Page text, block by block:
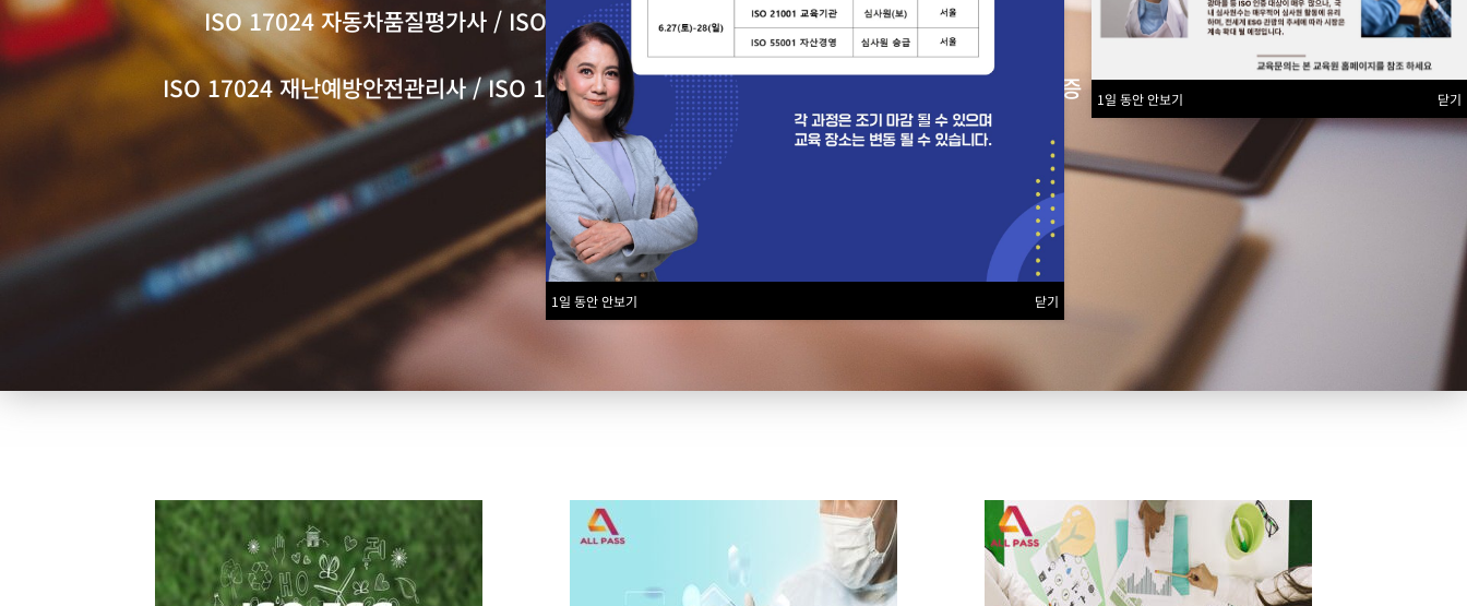
ISO 17024 자동차품질평가사 / ISO 17024 세일즈매니저 / ISO 17024 인공지능지도사
ISO 17024 재난예방안전관리사 / ISO 17024 인플루언서지도사 / ISO 17024 한국어 국제자격증
전문 국제교육원
전체강좌
1일 동안 안보기 닫기
1일 동안 안보기 닫기